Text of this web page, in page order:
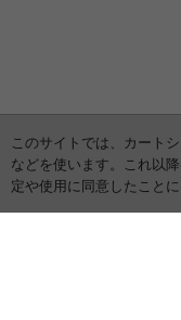
このサイトでは、カート
などを使います。これ以
定や使用に同意したこと